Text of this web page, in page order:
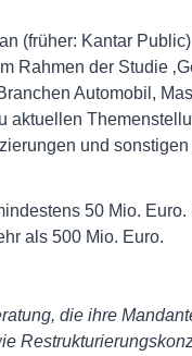
(früher: Kantar
Rahmen der Studie
Automobil,
aktuellen
und
50 Mio.
als 500 Mio. Euro.
die ihre